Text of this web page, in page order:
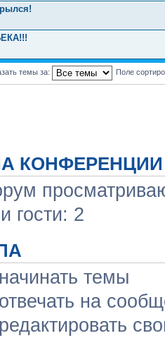
темы за: Поле
КОНФЕРЕНЦИИ
гости: 2
начинать темы
отвечать на
редактировать